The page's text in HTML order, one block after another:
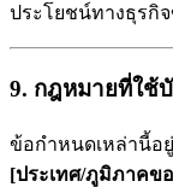
ประโยชน์ทางธุรกิจ
9. กฎหมายที่ใช้
ข้อกำหนดเหล่านี้อ
[ประเทศ/ภูมิภาคข